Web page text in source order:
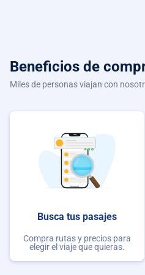
Beneficios de
Miles de personas viajan con
Busca tus pasajes
Compra rutas y precios para
elegir el viaje que quieras.